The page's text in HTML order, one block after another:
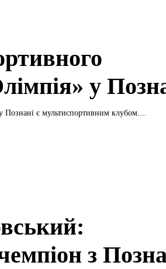
у
Познані є мультиспортивним клубом....
з